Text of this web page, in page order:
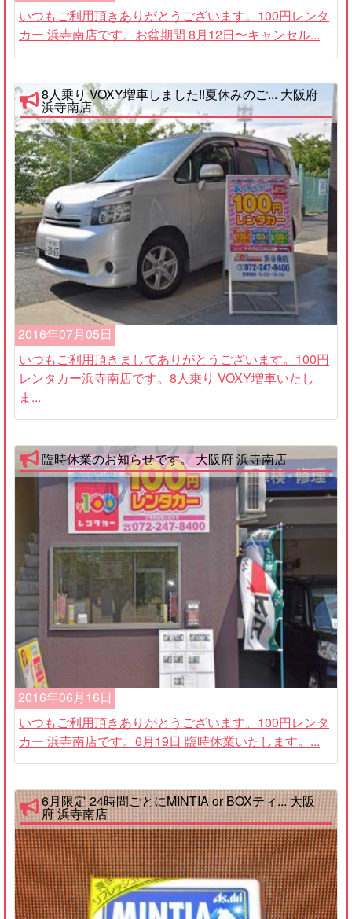
いつもご利用頂きありがとうございます。100円レンタ
カー 浜寺南店です。お盆期間 8月12日〜キャンセル...
8人乗り VOXY増車しました!!夏休みのご... 大阪府
浜寺南店
2016年07月05日
いつもご利用頂きましてありがとうございます。100円
レンタカー浜寺南店です。8人乗り VOXY増車いたし
ま...
臨時休業のお知らせです。 大阪府 浜寺南店
2016年06月16日
いつもご利用頂きありがとうございます。100円レンタ
カー 浜寺南店です。6月19日 臨時休業いたします。...
6月限定 24時間ごとにMINTIA or BOXティ... 大阪
府 浜寺南店